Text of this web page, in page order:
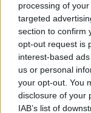
processing of
targeted
section to confirm
opt-out request is
interest-based
us or personal
your opt-out. You
disclosure of your
IAB’s list of
Come